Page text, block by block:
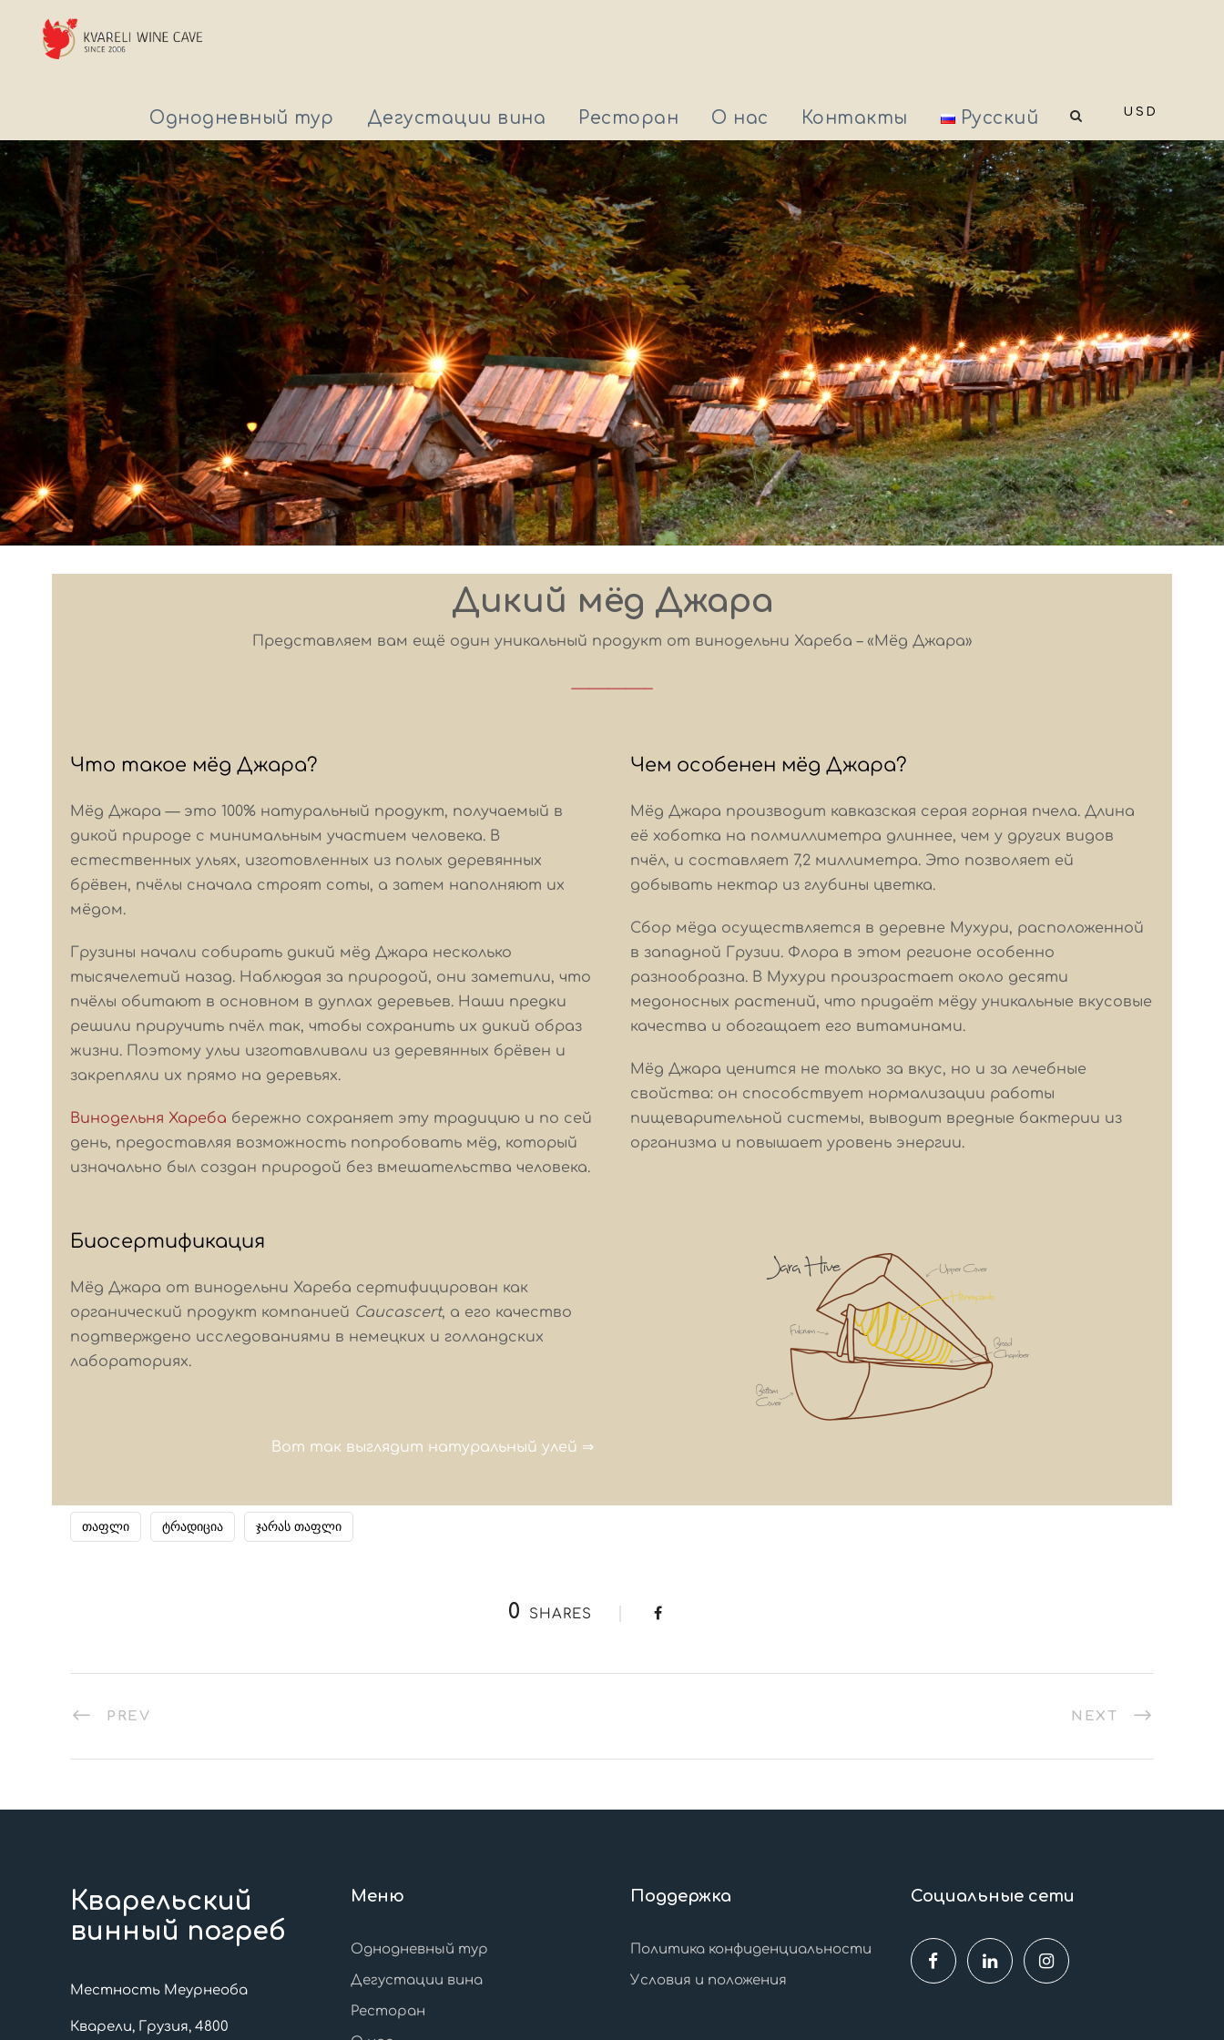
Однодневный тур Дегустации вина Ресторан О нас Контакты Русский USD
Дикий мёд Джара
Представляем вам ещё один уникальный продукт от винодельни Хареба – «Мёд Джара»
————–
Что такое мёд Джара?
Мёд Джара — это 100% натуральный продукт, получаемый в
дикой природе с минимальным участием человека. В
естественных ульях, изготовленных из полых деревянных
брёвен, пчёлы сначала строят соты, а затем наполняют их
мёдом.
Грузины начали собирать дикий мёд Джара несколько
тысячелетий назад. Наблюдая за природой, они заметили, что
пчёлы обитают в основном в дуплах деревьев. Наши предки
решили приручить пчёл так, чтобы сохранить их дикий образ
жизни. Поэтому ульи изготавливали из деревянных брёвен и
закрепляли их прямо на деревьях.
Bинодельня Хареба бережно сохраняет эту традицию и по сей
день, предоставляя возможность попробовать мёд, который
изначально был создан природой без вмешательства человека.
Чем особенен мёд Джара?
Мёд Джара производит кавказская серая горная пчела. Длина
её хоботка на полмиллиметра длиннее, чем у других видов
пчёл, и составляет 7,2 миллиметра. Это позволяет ей
добывать нектар из глубины цветка.
Сбор мёда осуществляется в деревне Мухури, расположенной
в западной Грузии. Флора в этом регионе особенно
разнообразна. В Мухури произрастает около десяти
медоносных растений, что придаёт мёду уникальные вкусовые
качества и обогащает его витаминами.
Мёд Джара ценится не только за вкус, но и за лечебные
свойства: он способствует нормализации работы
пищеварительной системы, выводит вредные бактерии из
организма и повышает уровень энергии.
Биосертификация
Мёд Джара от винодельни Хареба сертифицирован как
органический продукт компанией Caucascert, а его качество
подтверждено исследованиями в немецких и голландских
лабораториях.
Вот так выглядит натуральный улей ⇒
თაფლი ტრადიცია ჯარას თაფლი
0 SHARES
PREV NEXT
Кварельский
винный погреб
Местность Меурнеоба
Кварели, Грузия, 4800
Меню
Однодневный тур
Дегустации вина
Ресторан
Поддержка
Политика конфиденциальности
Условия и положения
Социальные сети